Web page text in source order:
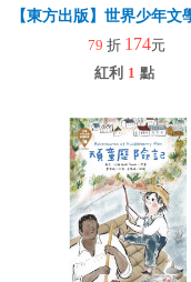
【東方出版】世界少年
79 折 174元
紅利 1 點